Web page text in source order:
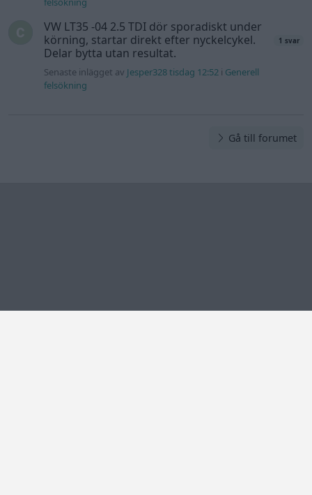
VW LT35 -04 2.5 TDI dör sporadiskt under
körning, startar direkt efter nyckelcykel.
Delar bytta utan resultat.
1 svar
Senaste inlägget av Jesper328 tisdag 12:52 i Generell
felsökning
Gå till forumet